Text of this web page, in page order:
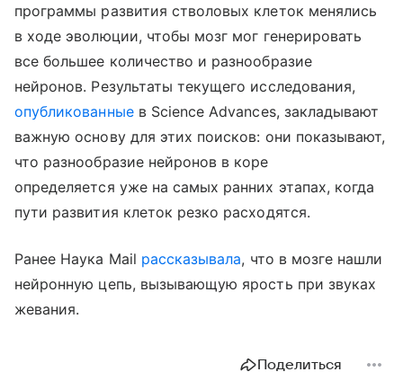
программы развития стволовых клеток менялись
в ходе эволюции, чтобы мозг мог генерировать
все большее количество и разнообразие
нейронов. Результаты текущего исследования,
опубликованныев Science Advances, закладывают
важную основу для этих поисков: они показывают,
что разнообразие нейронов в коре
определяется уже на самых ранних этапах, когда
пути развития клеток резко расходятся.
Ранее Наука Mail рассказывала, что в мозге нашли
нейронную цепь, вызывающую ярость при звуках
жевания.
Поделиться